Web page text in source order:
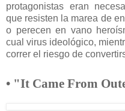
protagonistas eran
que resisten la marea de
o perecen en vano
cual virus ideológico,
correr el riesgo de
• "It Came From